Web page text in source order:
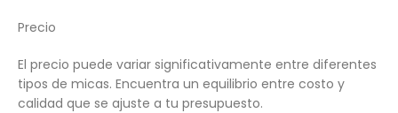
Precio
El precio puede variar significativamente entre diferentes
tipos de micas. Encuentra un equilibrio entre costo y
calidad que se ajuste a tu presupuesto.